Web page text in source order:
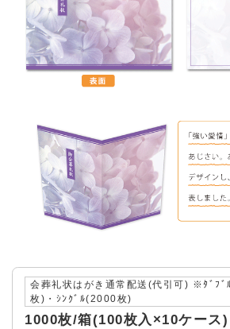
会葬礼状はがき通常配送(代引可) ※ﾀﾞﾌ
枚)・ｼﾝｸﾞﾙ(2000枚)
1000枚/箱(100枚入×10ケース)